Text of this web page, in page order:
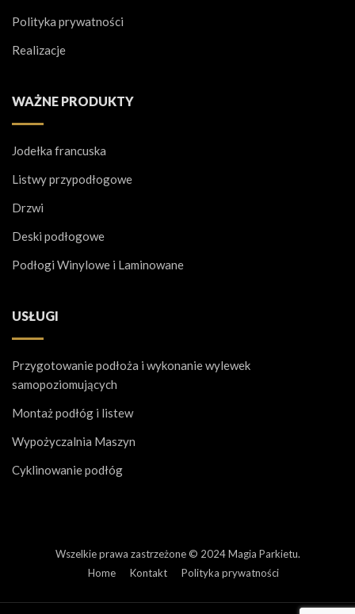
Polityka prywatności
Realizacje
WAŻNE PRODUKTY
Jodełka francuska
Listwy przypodłogowe
Drzwi
Deski podłogowe
Podłogi Winylowe i Laminowane
USŁUGI
Przygotowanie podłoża i wykonanie wylewek
samopoziomujących
Montaż podłóg i listew
Wypożyczalnia Maszyn
Cyklinowanie podłóg
Wszelkie prawa zastrzeżone © 2024 Magia Parkietu.
Home
Kontakt Polityka prywatności